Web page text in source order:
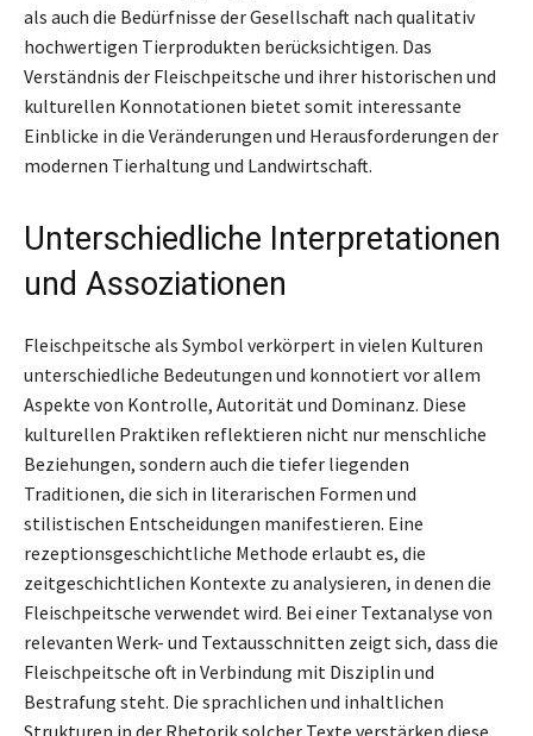
als auch die Bedürfnisse der Gesellschaft nach qualitativ
hochwertigen Tierprodukten berücksichtigen. Das
Verständnis der Fleischpeitsche und ihrer historischen und
kulturellen Konnotationen bietet somit interessante
Einblicke in die Veränderungen und Herausforderungen der
modernen Tierhaltung und Landwirtschaft.
Unterschiedliche Interpretationen
und Assoziationen
Fleischpeitsche als Symbol verkörpert in vielen Kulturen
unterschiedliche Bedeutungen und konnotiert vor allem
Aspekte von Kontrolle, Autorität und Dominanz. Diese
kulturellen Praktiken reflektieren nicht nur menschliche
Beziehungen, sondern auch die tiefer liegenden
Traditionen, die sich in literarischen Formen und
stilistischen Entscheidungen manifestieren. Eine
rezeptionsgeschichtliche Methode erlaubt es, die
zeitgeschichtlichen Kontexte zu analysieren, in denen die
Fleischpeitsche verwendet wird. Bei einer Textanalyse von
relevanten Werk- und Textausschnitten zeigt sich, dass die
Fleischpeitsche oft in Verbindung mit Disziplin und
Bestrafung steht. Die sprachlichen und inhaltlichen
Strukturen in der Rhetorik solcher Texte verstärken diese